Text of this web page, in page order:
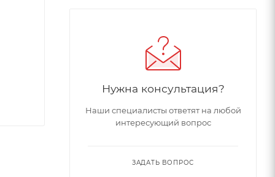
Нужна консультация?
Наши специалисты ответят на любой
интересующий вопрос
ЗАДАТЬ ВОПРОС